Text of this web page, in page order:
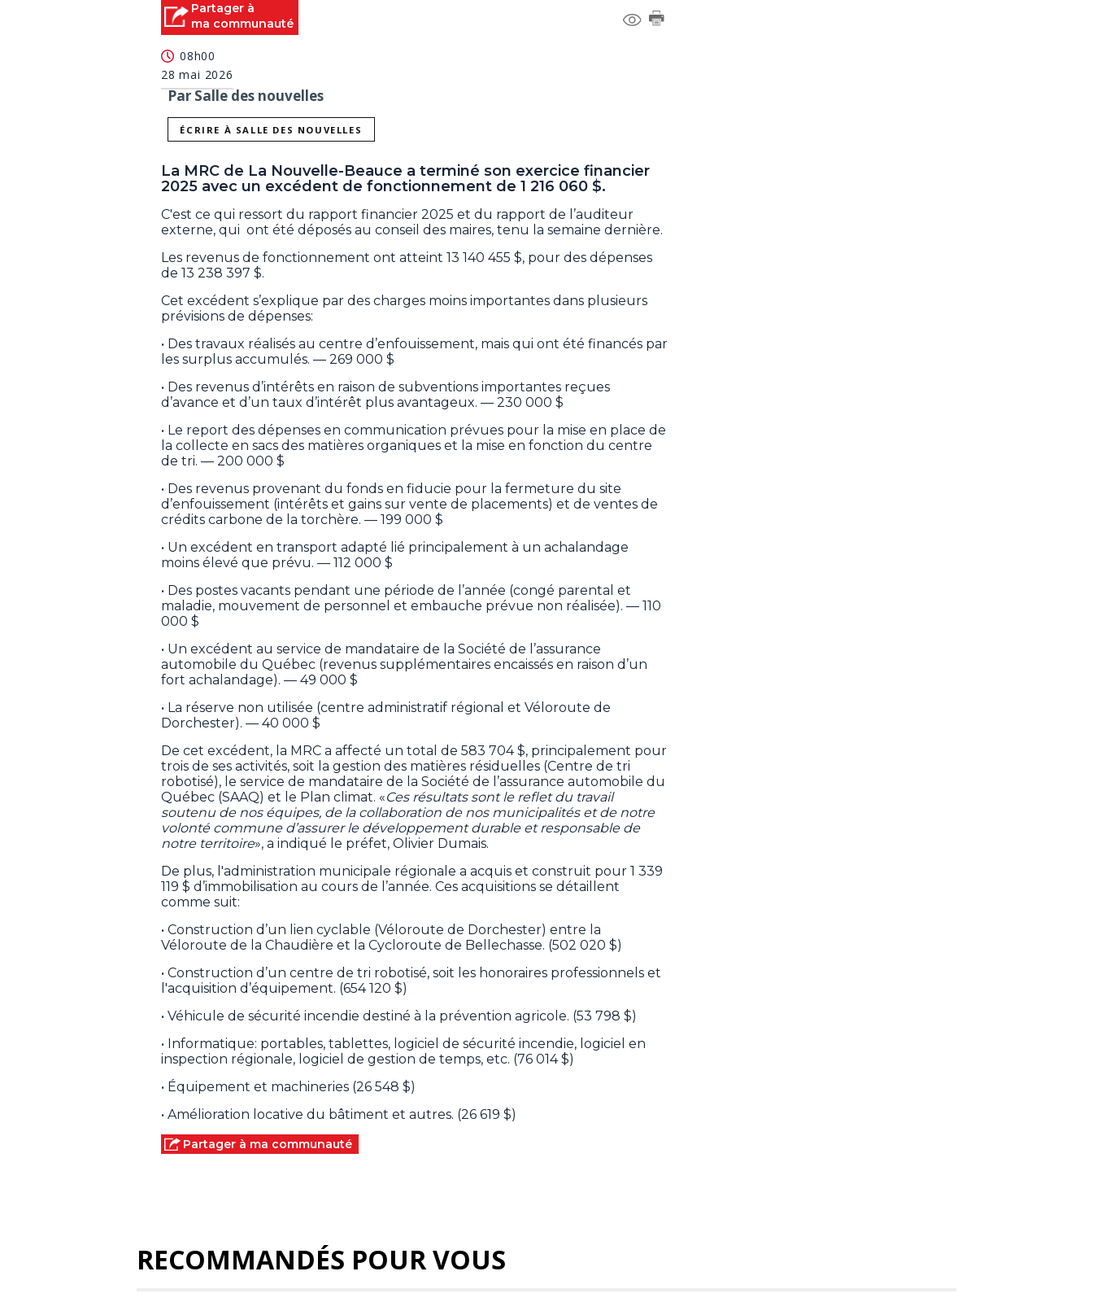
Partager à
ma communauté
08h00
28 mai 2026
Par Salle des nouvelles
ÉCRIRE À SALLE DES NOUVELLES
La MRC de La Nouvelle-Beauce a terminé son exercice financier
2025 avec un excédent de fonctionnement de 1 216 060 $.
C'est ce qui ressort du rapport financier 2025 et du rapport de l’auditeur
externe, qui ont été déposés au conseil des maires, tenu la semaine dernière.
Les revenus de fonctionnement ont atteint 13 140 455 $, pour des dépenses
de 13 238 397 $.
Cet excédent s’explique par des charges moins importantes dans plusieurs
prévisions de dépenses:
• Des travaux réalisés au centre d’enfouissement, mais qui ont été financés par
les surplus accumulés. — 269 000 $
• Des revenus d’intérêts en raison de subventions importantes reçues
d’avance et d’un taux d’intérêt plus avantageux. — 230 000 $
• Le report des dépenses en communication prévues pour la mise en place de
la collecte en sacs des matières organiques et la mise en fonction du centre
de tri. — 200 000 $
• Des revenus provenant du fonds en fiducie pour la fermeture du site
d’enfouissement (intérêts et gains sur vente de placements) et de ventes de
crédits carbone de la torchère. — 199 000 $
• Un excédent en transport adapté lié principalement à un achalandage
moins élevé que prévu. — 112 000 $
• Des postes vacants pendant une période de l’année (congé parental et
maladie, mouvement de personnel et embauche prévue non réalisée). — 110
000 $
• Un excédent au service de mandataire de la Société de l’assurance
automobile du Québec (revenus supplémentaires encaissés en raison d’un
fort achalandage). — 49 000 $
• La réserve non utilisée (centre administratif régional et Véloroute de
Dorchester). — 40 000 $
De cet excédent, la MRC a affecté un total de 583 704 $, principalement pour
trois de ses activités, soit la gestion des matières résiduelles (Centre de tri
robotisé), le service de mandataire de la Société de l’assurance automobile du
Québec (SAAQ) et le Plan climat. «Ces résultats sont le reflet du travail
soutenu de nos équipes, de la collaboration de nos municipalités et de notre
volonté commune d’assurer le développement durable et responsable de
notre territoire», a indiqué le préfet, Olivier Dumais.
De plus, l'administration municipale régionale a acquis et construit pour 1 339
119 $ d’immobilisation au cours de l’année. Ces acquisitions se détaillent
comme suit:
• Construction d’un lien cyclable (Véloroute de Dorchester) entre la
Véloroute de la Chaudière et la Cycloroute de Bellechasse. (502 020 $)
• Construction d’un centre de tri robotisé, soit les honoraires professionnels et
l'acquisition d’équipement. (654 120 $)
• Véhicule de sécurité incendie destiné à la prévention agricole. (53 798 $)
• Informatique: portables, tablettes, logiciel de sécurité incendie, logiciel en
inspection régionale, logiciel de gestion de temps, etc. (76 014 $)
• Équipement et machineries (26 548 $)
• Amélioration locative du bâtiment et autres. (26 619 $)
Partager à ma communauté
RECOMMANDÉS POUR VOUS